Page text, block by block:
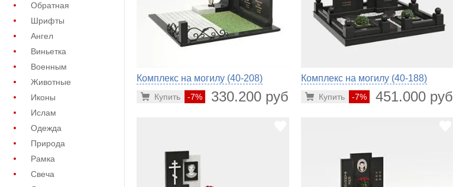
Обратная
Шрифты
Ангел
Виньетка
Военным
Животные
Иконы
Ислам
Одежда
Природа
Рамка
Свеча
Комплекс на могилу (40-208)
-7% 330.200 руб.
Купить
Комплекс на могилу (40-188)
-7% 451.000 руб.
Купить